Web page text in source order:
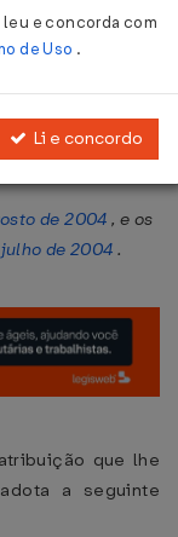
DE
de 2004 , e os
de 2004 .
que lhe
a seguinte
e concorda com
de Uso .
Li e concordo